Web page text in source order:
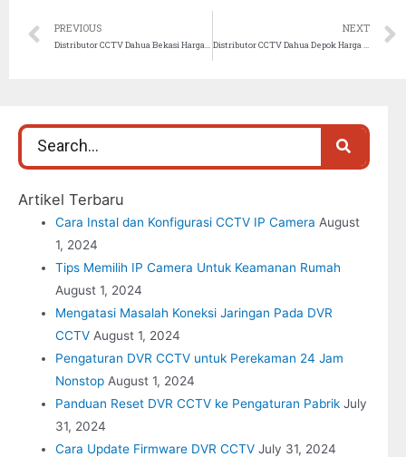
PREVIOUS
Distributor CCTV Dahua Bekasi Harga Murah
NEXT
Distributor CCTV Dahua Depok Harga Murah
Artikel Terbaru
Cara Instal dan Konfigurasi CCTV IP Camera August
1, 2024
Tips Memilih IP Camera Untuk Keamanan Rumah
August 1, 2024
Mengatasi Masalah Koneksi Jaringan Pada DVR
CCTV August 1, 2024
Pengaturan DVR CCTV untuk Perekaman 24 Jam
Nonstop August 1, 2024
Panduan Reset DVR CCTV ke Pengaturan Pabrik July
31, 2024
Cara Update Firmware DVR CCTV July 31, 2024